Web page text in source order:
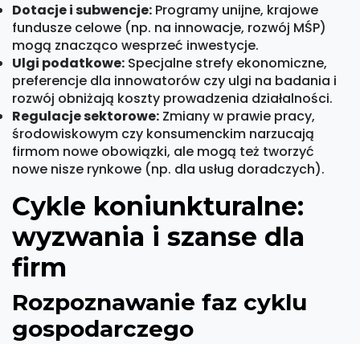
Dotacje i subwencje: Programy unijne, krajowe
fundusze celowe (np. na innowacje, rozwój MŚP)
mogą znacząco wesprzeć inwestycje.
Ulgi podatkowe: Specjalne strefy ekonomiczne,
preferencje dla innowatorów czy ulgi na badania i
rozwój obniżają koszty prowadzenia działalności.
Regulacje sektorowe: Zmiany w prawie pracy,
środowiskowym czy konsumenckim narzucają
firmom nowe obowiązki, ale mogą też tworzyć
nowe nisze rynkowe (np. dla usług doradczych).
Cykle koniunkturalne:
wyzwania i szanse dla
firm
Rozpoznawanie faz cyklu
gospodarczego